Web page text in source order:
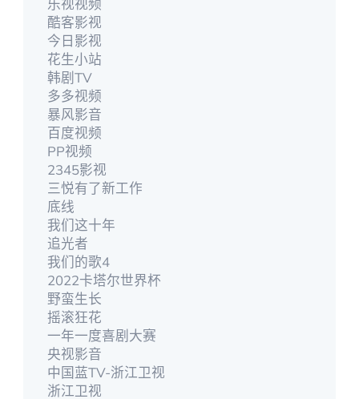
酷客影视
今日影视
花生小站
韩剧TV
多多视频
暴风影音
百度视频
PP视频
2345影视
三悦有了新工作
底线
我们这十年
追光者
我们的歌4
2022卡塔尔世界杯
野蛮生长
摇滚狂花
一年一度喜剧大赛
央视影音
中国蓝TV-浙江卫视
浙江卫视